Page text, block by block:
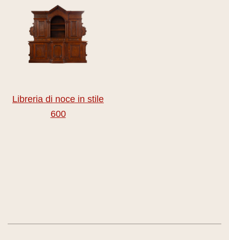
Libreria di noce in stile
600